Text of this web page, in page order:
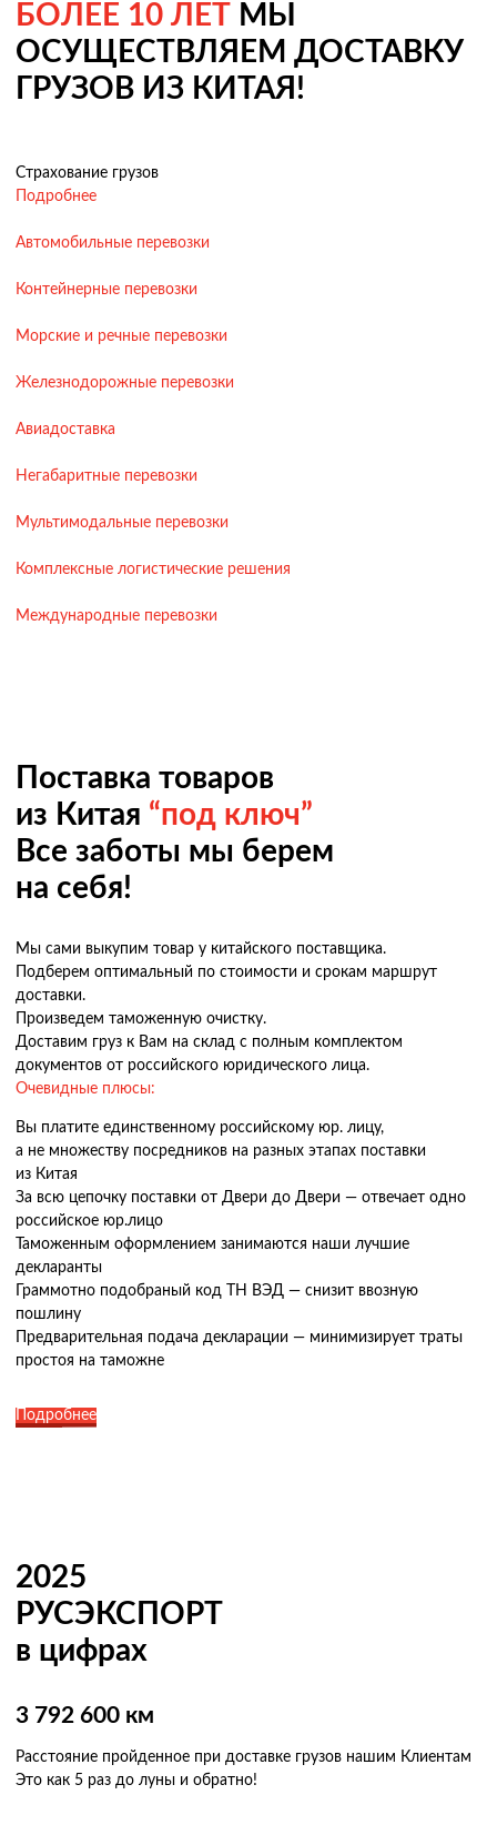
БОЛЕЕ 10 ЛЕТ МЫ
ОСУЩЕСТВЛЯЕМ ДОСТАВКУ
ГРУЗОВ ИЗ КИТАЯ!
Страхование грузов
Подробнее
Автомобильные перевозки
Контейнерные перевозки
Морские и речные перевозки
Железнодорожные перевозки
Авиадоставка
Негабаритные перевозки
Мультимодальные перевозки
Комплексные логистические решения
Международные перевозки
Поставка товаров
из Китая “под ключ”
Все заботы мы берем
на себя!
Мы сами выкупим товар у китайского поставщика.
Подберем оптимальный по стоимости и срокам маршрут
доставки.
Произведем таможенную очистку.
Доставим груз к Вам на склад с полным комплектом
документов от российского юридического лица.
Очевидные плюсы:
Вы платите единственному российскому юр. лицу,
а не множеству посредников на разных этапах поставки
из Китая
За всю цепочку поставки от Двери до Двери — отвечает одно
российское юр.лицо
Таможенным оформлением занимаются наши лучшие
декларанты
Граммотно подобраный код ТН ВЭД — снизит ввозную
пошлину
Предварительная подача декларации — минимизирует траты
простоя на таможне
Подробнее
2025
РУСЭКСПОРТ
в цифрах
3 792 600 км
Расстояние пройденное при доставке грузов нашим Клиентам
Это как 5 раз до луны и обратно!